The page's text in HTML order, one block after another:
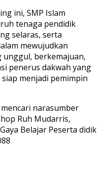
ini, SMP Islam
tenaga pendidik
selaras, serta
mewujudkan
unggul, berkemajuan,
penerus dakwah yang
menjadi pemimpin
narasumber
Ruh Mudarris,
Belajar Peserta didik